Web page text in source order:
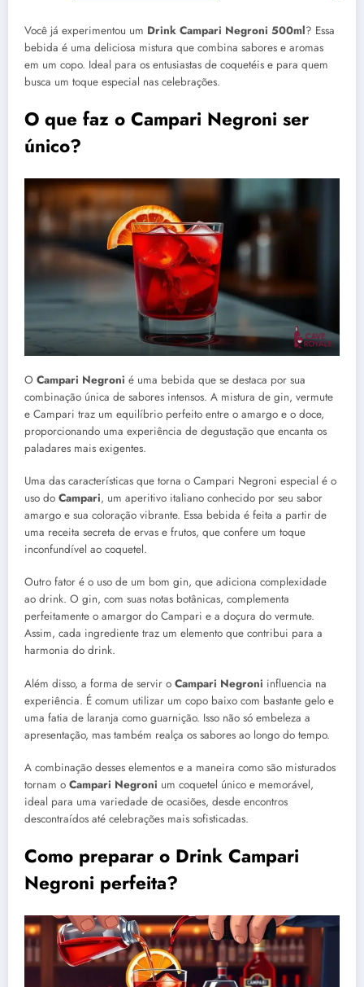
Você já experimentou um Drink Campari Negroni 500ml? Essa
bebida é uma deliciosa mistura que combina sabores e aromas
em um copo. Ideal para os entusiastas de coquetéis e para quem
busca um toque especial nas celebrações.
O que faz o Campari Negroni ser
único?
O Campari Negroni é uma bebida que se destaca por sua
combinação única de sabores intensos. A mistura de gin, vermute
e Campari traz um equilíbrio perfeito entre o amargo e o doce,
proporcionando uma experiência de degustação que encanta os
paladares mais exigentes.
Uma das características que torna o Campari Negroni especial é o
uso do Campari, um aperitivo italiano conhecido por seu sabor
amargo e sua coloração vibrante. Essa bebida é feita a partir de
uma receita secreta de ervas e frutos, que confere um toque
inconfundível ao coquetel.
Outro fator é o uso de um bom gin, que adiciona complexidade
ao drink. O gin, com suas notas botânicas, complementa
perfeitamente o amargor do Campari e a doçura do vermute.
Assim, cada ingrediente traz um elemento que contribui para a
harmonia do drink.
Além disso, a forma de servir o Campari Negroni influencia na
experiência. É comum utilizar um copo baixo com bastante gelo e
uma fatia de laranja como guarnição. Isso não só embeleza a
apresentação, mas também realça os sabores ao longo do tempo.
A combinação desses elementos e a maneira como são misturados
tornam o Campari Negroni um coquetel único e memorável,
ideal para uma variedade de ocasiões, desde encontros
descontraídos até celebrações mais sofisticadas.
Como preparar o Drink Campari
Negroni perfeita?